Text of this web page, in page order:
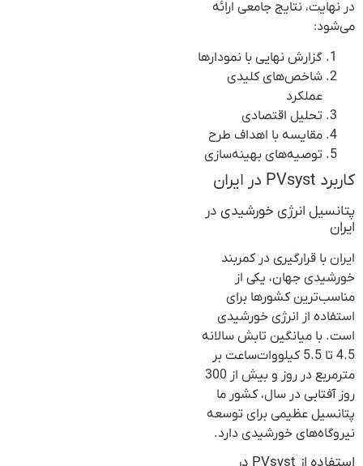
در نهایت، نتایج جامعی ارائه
می‌شود:
گزارش نهایی با نمودارها
شاخص‌های کلیدی
عملکرد
تحلیل اقتصادی
مقایسه با اهداف طرح
توصیه‌های بهینه‌سازی
کاربرد PVsyst در ایران
پتانسیل انرژی خورشیدی در
ایران
ایران با قرارگیری در کمربند
خورشیدی جهان، یکی از
مناسب‌ترین کشورها برای
استفاده از انرژی خورشیدی
است. با میانگین تابش سالانه
4.5 تا 5.5 کیلووات‌ساعت بر
مترمربع در روز و بیش از 300
روز آفتابی در سال، کشور ما
پتانسیل عظیمی برای توسعه
نیروگاه‌های خورشیدی دارد.